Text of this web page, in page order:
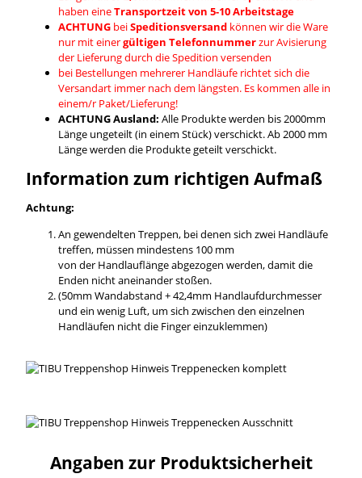
haben eineTransportzeit von 5-10 Arbeitstage
ACHTUNGbeiSpeditionsversandkönnen wir die Ware
nur mit einergültigen Telefonnummerzur Avisierung
der Lieferung durch die Spedition versenden
bei Bestellungen mehrerer Handläufe richtet sich die
Versandart immer nach dem längsten. Es kommen alle in
einem/r Paket/Lieferung!
ACHTUNG Ausland: Alle Produkte werden bis 2000mm
Länge ungeteilt (in einem Stück) verschickt. Ab 2000 mm
Länge werden die Produkte geteilt verschickt.
Information zum richtigen Aufmaß
Achtung:
An gewendelten Treppen, bei denen sich zwei Handläufe
treffen, müssen mindestens 100 mm
von der Handlauflänge abgezogen werden, damit die
Enden nicht aneinander stoßen.
(50mm Wandabstand + 42,4mm Handlaufdurchmesser
und ein wenig Luft, um sich zwischen den einzelnen
Handläufen nicht die Finger einzuklemmen)
Angaben zur Produktsicherheit